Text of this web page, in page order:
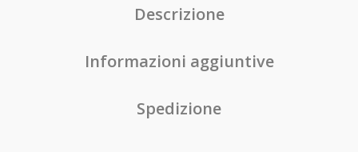
Descrizione
Informazioni aggiuntive
Spedizione